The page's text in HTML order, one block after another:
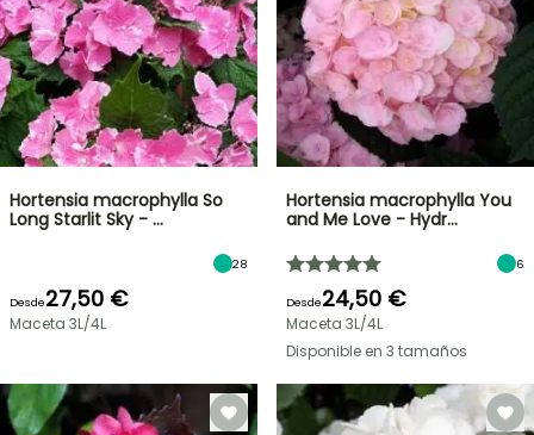
Hortensia macrophylla So
Long Starlit Sky - …
28
Desde27,50 €
Maceta 3L/4L
Hortensia macrophylla You
and Me Love - Hydr…
6
Desde24,50 €
Maceta 3L/4L
Disponible en 3 tamaños